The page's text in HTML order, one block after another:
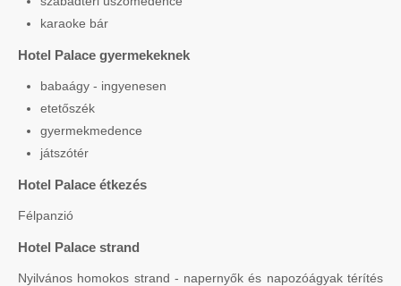
karaoke bár
Hotel Palace gyermekeknek
babaágy - ingyenesen
etetőszék
gyermekmedence
játszótér
Hotel Palace étkezés
Félpanzió
Hotel Palace strand
Nyilvános homokos strand - napernyők és napozóágyak térítés